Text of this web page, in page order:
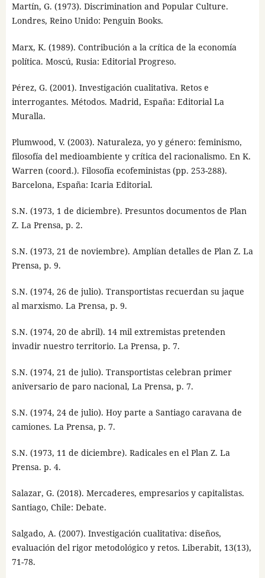
Martín, G. (1973). Discrimination and Popular Culture.
Londres, Reino Unido: Penguin Books.
Marx, K. (1989). Contribución a la crítica de la economía
política. Moscú, Rusia: Editorial Progreso.
Pérez, G. (2001). Investigación cualitativa. Retos e
interrogantes. Métodos. Madrid, España: Editorial La
Muralla.
Plumwood, V. (2003). Naturaleza, yo y género: feminismo,
filosofía del medioambiente y crítica del racionalismo. En K.
Warren (coord.). Filosofía ecofeministas (pp. 253-288).
Barcelona, España: Icaria Editorial.
S.N. (1973, 1 de diciembre). Presuntos documentos de Plan
Z. La Prensa, p. 2.
S.N. (1973, 21 de noviembre). Amplían detalles de Plan Z. La
Prensa, p. 9.
S.N. (1974, 26 de julio). Transportistas recuerdan su jaque
al marxismo. La Prensa, p. 9.
S.N. (1974, 20 de abril). 14 mil extremistas pretenden
invadir nuestro territorio. La Prensa, p. 7.
S.N. (1974, 21 de julio). Transportistas celebran primer
aniversario de paro nacional, La Prensa, p. 7.
S.N. (1974, 24 de julio). Hoy parte a Santiago caravana de
camiones. La Prensa, p. 7.
S.N. (1973, 11 de diciembre). Radicales en el Plan Z. La
Prensa. p. 4.
Salazar, G. (2018). Mercaderes, empresarios y capitalistas.
Santiago, Chile: Debate.
Salgado, A. (2007). Investigación cualitativa: diseños,
evaluación del rigor metodológico y retos. Liberabit, 13(13),
71-78.